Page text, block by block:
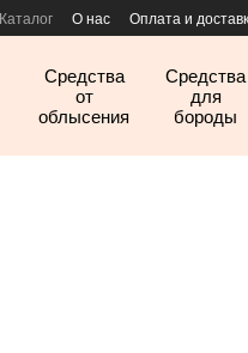
Каталог О нас Оплата и
Средства
от
облысения
Средства
для
бороды